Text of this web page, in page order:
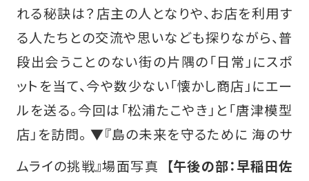
れる秘訣は？店主の人となりや、お店を利用す
る人たちとの交流や思いなども探りながら、普
段出会うことのない街の片隅の「日常」にスポ
ットを当て、今や数少ない「懐かし商店」にエー
ルを送る。今回は「松浦たこやき」と「唐津模型
店」を訪問。 ▼『島の未来を守るために 海のサ
ムライの挑戦』場面写真 【午後の部：早稲田佐